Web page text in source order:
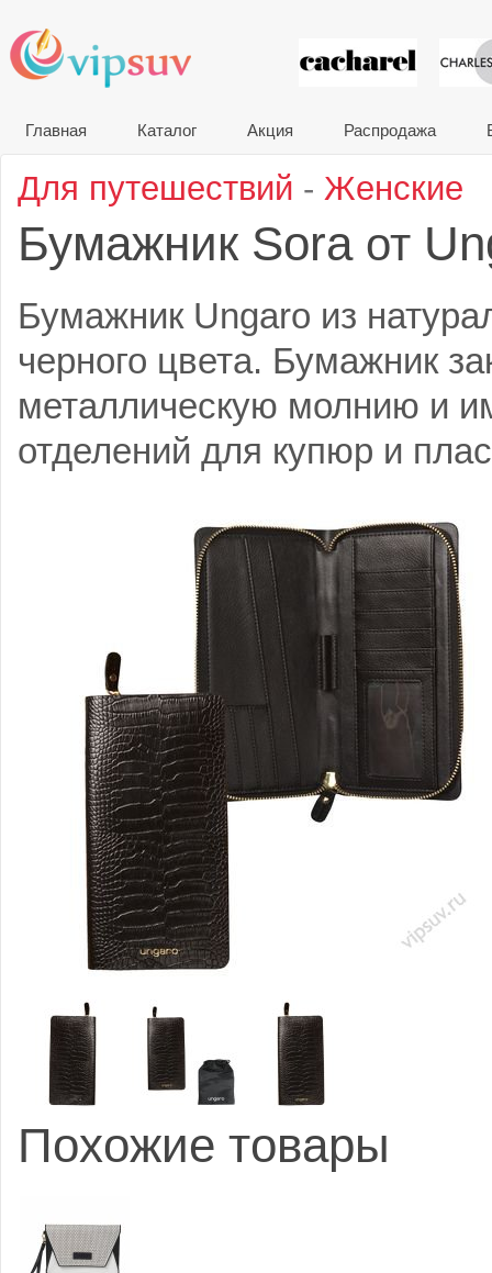
VIP
Главная Каталог Акция Распродажа
Для путешествий - Женские
Бумажник Sora от
Бумажник Ungaro из
черного цвета. Бумажник
металлическую молнию и
отделений для купюр и
Похожие товары